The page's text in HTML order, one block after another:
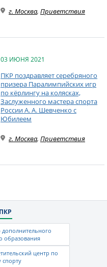
г. Москва, Приветствия
03 ИЮНЯ 2021
ПКР поздравляет серебряного
призера Паралимпийских игр
по кёрлингу на колясках,
Заслуженного мастера спорта
России А. А. Шевченко с
Юбилеем
г. Москва, Приветствия
образования
центр по
спорту